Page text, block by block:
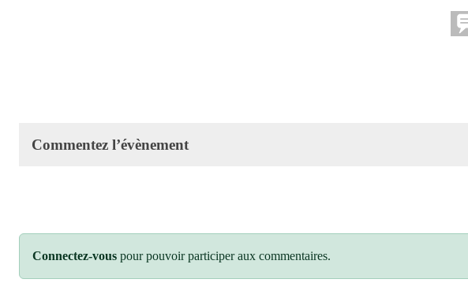
Commentez l’évènement
Connectez-vous pour pouvoir participer aux commentaires.